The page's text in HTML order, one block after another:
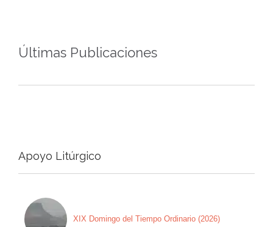
Últimas Publicaciones
Apoyo Litúrgico
XIX Domingo del Tiempo Ordinario (2026)